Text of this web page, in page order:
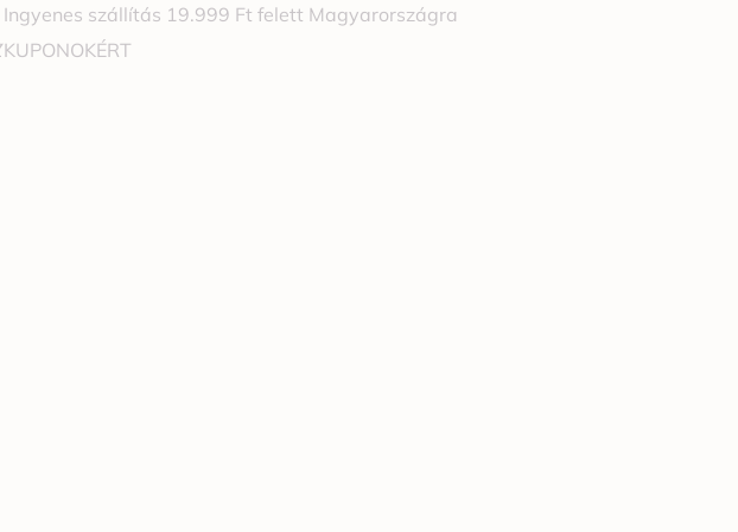
Ingyenes szállítás 19.999 Ft felett Magyarországra